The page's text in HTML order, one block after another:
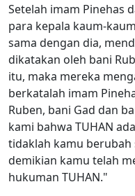
Setelah imam Pinehas
para kepala kaum-
sama dengan dia,
dikatakan oleh bani
itu, maka mereka
berkatalah imam
Ruben, bani Gad dan
kami bahwa TUHAN
tidaklah kamu berubah
demikian kamu telah
hukuman TUHAN."